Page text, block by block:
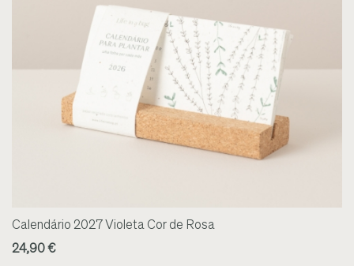
Calendário 2027 Violeta Cor de Rosa
24,90 €